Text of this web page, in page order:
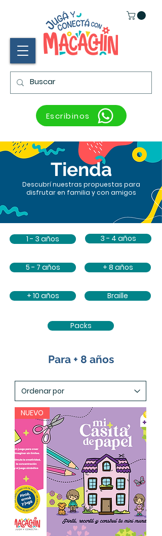
Escribinos
Tienda
Descubrí nuestras propuestas para
disfrutar en familia y con amigos
1 - 3 años 3 - 4 años
5 - 7 años + 8 años
+ 10 años Braille
Packs
Para + 8 años
NUEVO